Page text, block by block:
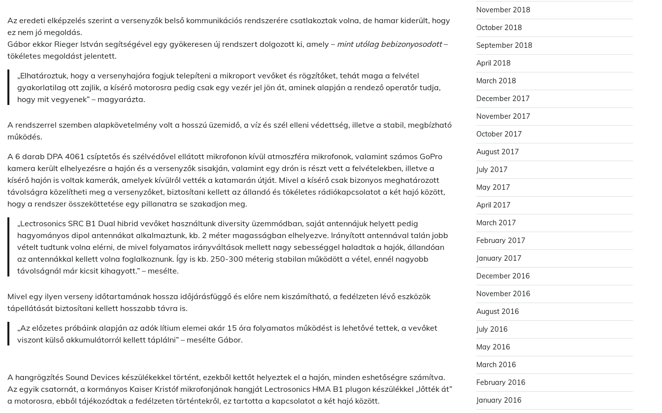
Az eredeti elképzelés szerint a versenyzők belső kommunikációs rendszerére csatlakoztak volna, de hamar kiderült, hogy
ez nem jó megoldás.
Gábor ekkor Rieger István segítségével egy gyökeresen új rendszert dolgozott ki, amely – mint utólag bebizonyosodott–
tökéletes megoldást jelentett.
„Elhatároztuk, hogy a versenyhajóra fogjuk telepíteni a mikroport vevőket és rögzítőket, tehát maga a felvétel
gyakorlatilag ott zajlik, a kísérő motorosra pedig csak egy vezér jel jön át, aminek alapján a rendező operatőr tudja,
hogy mit vegyenek” – magyarázta.
A rendszerrel szemben alapkövetelmény volt a hosszú üzemidő, a víz és szél elleni védettség, illetve a stabil, megbízható
működés.
A 6 darab DPA 4061 csíptetős és szélvédővel ellátott mikrofonon kívül atmoszféra mikrofonok, valamint számos GoPro
kamera került elhelyezésre a hajón és a versenyzők sisakján, valamint egy drón is részt vett a felvételekben, illetve a
kísérő hajón is voltak kamerák, amelyek kívülről vették a katamarán útját. Mivel a kísérő csak bizonyos meghatározott
távolságra közelítheti meg a versenyzőket, biztosítani kellett az állandó és tökéletes rádiókapcsolatot a két hajó között,
hogy a rendszer összeköttetése egy pillanatra se szakadjon meg.
„Lectrosonics SRC B1 Dual hibrid vevőket használtunk diversity üzemmódban, saját antennájuk helyett pedig
hagyományos dipol antennákat alkalmaztunk, kb. 2 méter magasságban elhelyezve. Irányított antennával talán jobb
vételt tudtunk volna elérni, de mivel folyamatos irányváltások mellett nagy sebességgel haladtak a hajók, állandóan
az antennákkal kellett volna foglalkoznunk. Így is kb. 250-300 méterig stabilan működött a vétel, ennél nagyobb
távolságnál már kicsit kihagyott.” – mesélte.
Mivel egy ilyen verseny időtartamának hossza időjárásfüggő és előre nem kiszámítható, a fedélzeten lévő eszközök
tápellátását biztosítani kellett hosszabb távra is.
„Az előzetes próbáink alapján az adók lítium elemei akár 15 óra folyamatos működést is lehetővé tettek, a vevőket
viszont külső akkumulátorról kellett táplálni” – mesélte Gábor.
A hangrögzítés Sound Devices készülékekkel történt, ezekből kettőt helyeztek el a hajón, minden eshetőségre számítva.
Az egyik csatornát, a kormányos Kaiser Kristóf mikrofonjának hangját Lectrosonics HMA B1 plugon készülékkel „lőtték át”
a motorosra, ebből tájékozódtak a fedélzeten történtekről, ez tartotta a kapcsolatot a két hajó között.
November 2018
October 2018
September 2018
April 2018
March 2018
December 2017
November 2017
October 2017
August 2017
July 2017
May 2017
April 2017
March 2017
February 2017
January 2017
December 2016
November 2016
August 2016
July 2016
May 2016
March 2016
February 2016
January 2016